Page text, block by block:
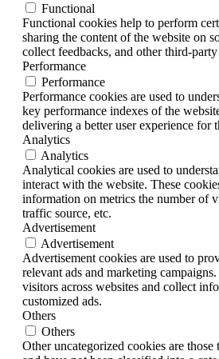
Functional
Functional cookies help to perform
sharing the content of the website on
collect feedbacks, and other third-party
Performance
Performance
Performance cookies are used to
key performance indexes of the
delivering a better user experience for
Analytics
Analytics
Analytical cookies are used to
interact with the website. These
information on metrics the number of
traffic source, etc.
Advertisement
Advertisement
Advertisement cookies are used to
relevant ads and marketing
visitors across websites and collect
customized ads.
Others
Others
Other uncategorized cookies are those